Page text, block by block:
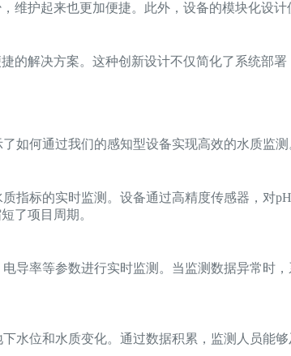
维护起来也更加便捷。此外，设备的模块化设
的解决方案。这种创新设计不仅简化了系统部
如何通过我们的感知型设备实现高效的水质监测
指标的实时监测。设备通过高精度传感器，对
了项目周期。
导率等参数进行实时监测。当监测数据异常时
水位和水质变化。通过数据积累，监测人员能